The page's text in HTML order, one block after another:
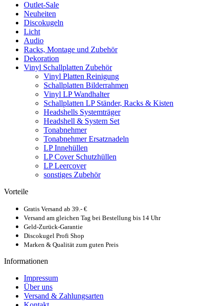
Outlet-Sale
Neuheiten
Discokugeln
Licht
Audio
Racks, Montage und Zubehör
Dekoration
Vinyl Schallplatten Zubehör
Vinyl Platten Reinigung
Schallplatten Bilderrahmen
Vinyl LP Wandhalter
Schallplatten LP Ständer, Racks & Kisten
Headshells Systemträger
Headshell & System Set
Tonabnehmer
Tonabnehmer Ersatznadeln
LP Innehüllen
LP Cover Schutzhüllen
LP Leercover
sonstiges Zubehör
Vorteile
Gratis Versand ab 39.- €
Versand am gleichen Tag bei Bestellung bis 14 Uhr
Geld-Zurück-Garantie
Discokugel Profi Shop
Marken & Qualität zum guten Preis
Informationen
Impressum
Über uns
Versand & Zahlungsarten